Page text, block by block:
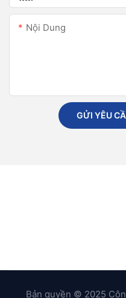
Nội Dung
GỬI YÊU
Bản quyền © 2025